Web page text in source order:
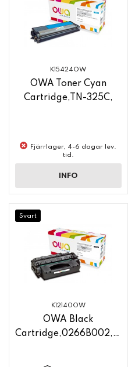
K15424OW
OWA Toner Cyan
Cartridge,TN-325C,
Fjärrlager, 4-6 dagar lev.
tid.
INFO
Svart
K12140OW
OWA Black
Cartridge,0266B002,Q5949A